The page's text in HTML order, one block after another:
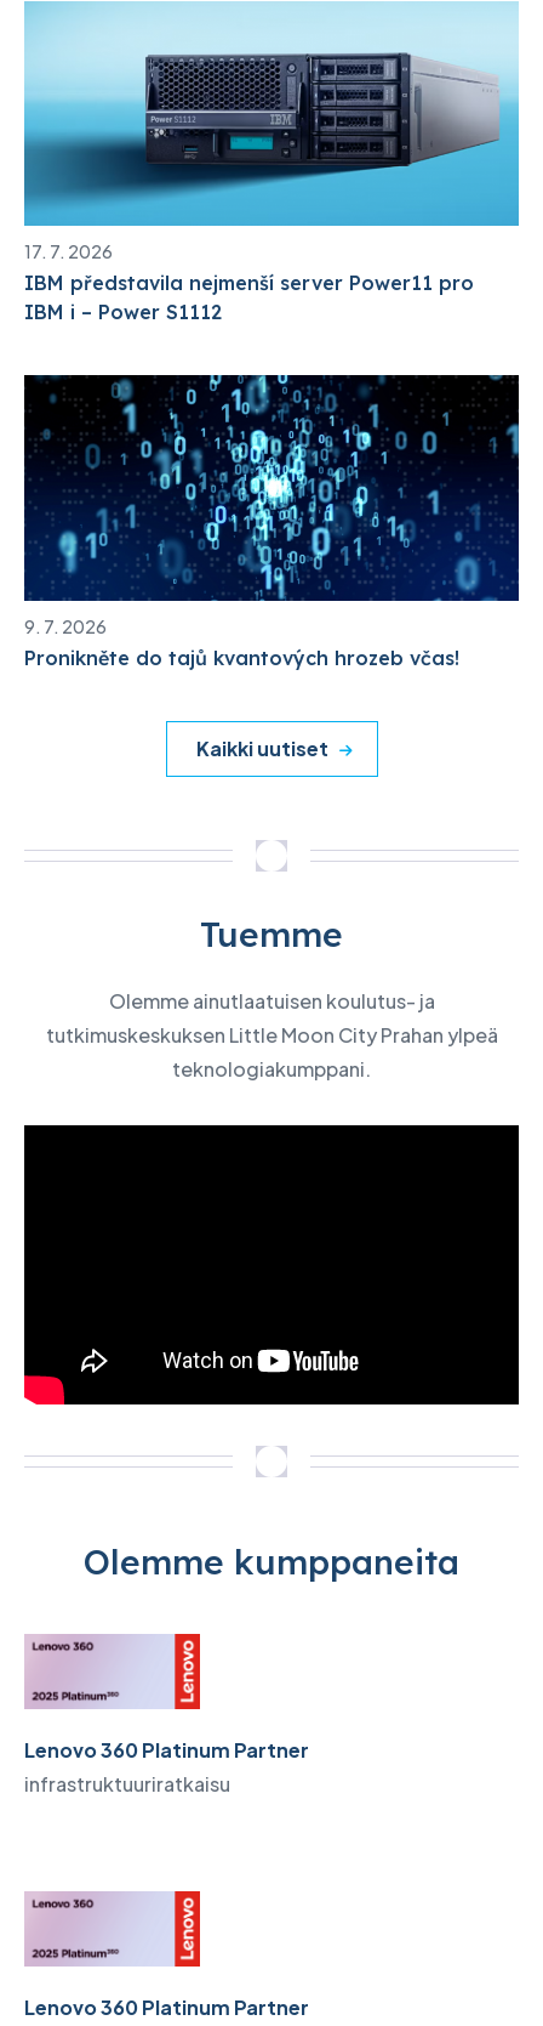
17. 7. 2026
IBM představila nejmenší server Power11 pro
IBM i – Power S1112
9. 7. 2026
Pronikněte do tajů kvantových hrozeb včas!
Kaikki uutiset
Tuemme
Olemme ainutlaatuisen koulutus- ja
tutkimuskeskuksen Little Moon City Prahan ylpeä
teknologiakumppani.
Olemme kumppaneita
Lenovo 360 Platinum Partner
infrastruktuuriratkaisu
Lenovo 360 Platinum Partner